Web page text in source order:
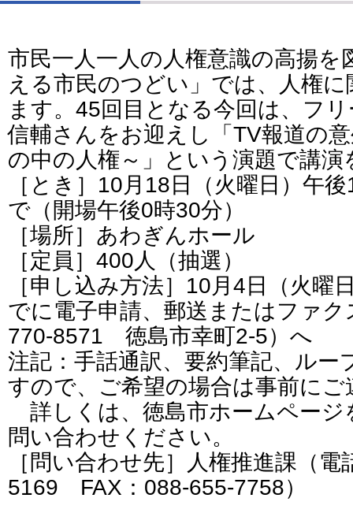
市民一人一人の人権意識の高揚を
える市民のつどい」では、人権
ます。45回目となる今回は、フ
信輔さんをお迎えし「TV報道の
の中の人権～」という演題で講
［とき］10月18日（火曜日）午
で（開場午後0時30分）
［場所］あわぎんホール
［定員］400人（抽選）
［申し込み方法］10月4日（火曜
でに電子申請、郵送またはファ
770-8571 徳島市幸町2-5）へ
注記：手話通訳、要約筆記、ルー
すので、ご希望の場合は事前に
詳しくは、徳島市ホームページ
問い合わせください。
［問い合わせ先］人権推進課（
5169 FAX：088-655-7758）